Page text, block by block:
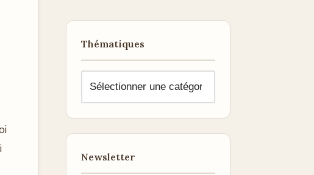
Thématiques
Newsletter